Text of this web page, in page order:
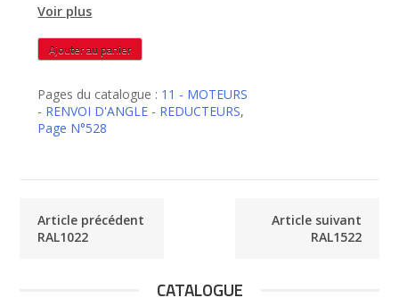
Voir plus
quantité
de
Ajouter au panier
Pages du catalogue : 11 - MOTEURS
- RENVOI D'ANGLE - REDUCTEURS,
Page N°528
Article précédent
RAL1022
Article suivant
RAL1522
CATALOGUE